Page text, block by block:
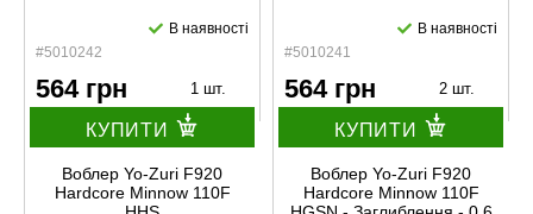
#5010242
В наявності
564 грн 1 шт.
КУПИТИ
Воблер Yo-Zuri F920
Hardcore Minnow 110F
#5010241
В наявності
564 грн 2 шт.
КУПИТИ
Воблер Yo-Zuri F920
Hardcore Minnow 110F